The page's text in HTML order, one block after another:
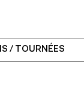
/ TOURNÉES